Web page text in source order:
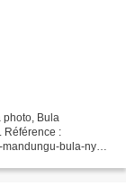
photo, Bula
Référence :
bula-nyati-